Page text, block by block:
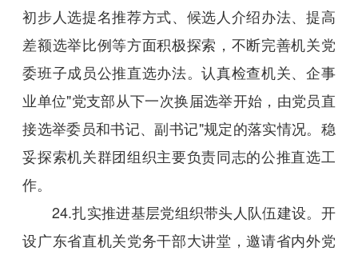
初步人选提名推荐方式、候选人介绍办法、提高
差额选举比例等方面积极探索，不断完善机关党
委班子成员公推直选办法。认真检查机关、企事
业单位"党支部从下一次换届选举开始，由党员直
接选举委员和书记、副书记"规定的落实情况。稳
妥探索机关群团组织主要负责同志的公推直选工
作。
24.扎实推进基层党组织带头人队伍建设。开
设广东省直机关党务干部大讲堂，邀请省内外党